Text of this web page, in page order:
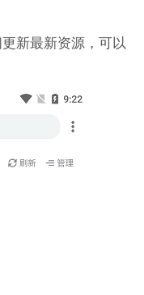
新最新资源，可以